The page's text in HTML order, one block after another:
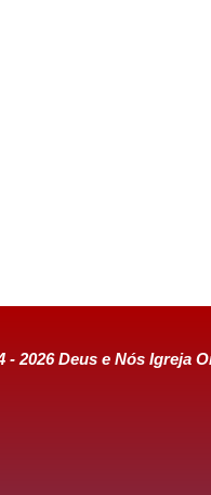
- 2026 Deus e Nós Igreja